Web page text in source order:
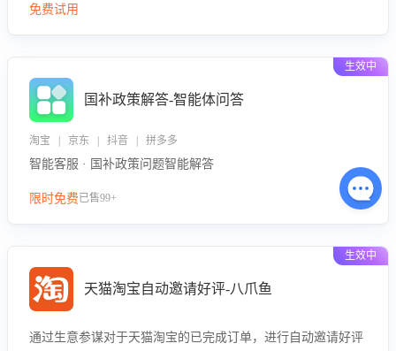
免费试用
生效中
国补政策解答-智能体问答
淘宝 | 京东 | 抖音 | 拼多多
智能客服 · 国补政策问题智能解答
限时免费已售99+
生效中
天猫淘宝自动邀请好评-八爪鱼
通过生意参谋对于天猫淘宝的已完成订单，进行自动邀请好评